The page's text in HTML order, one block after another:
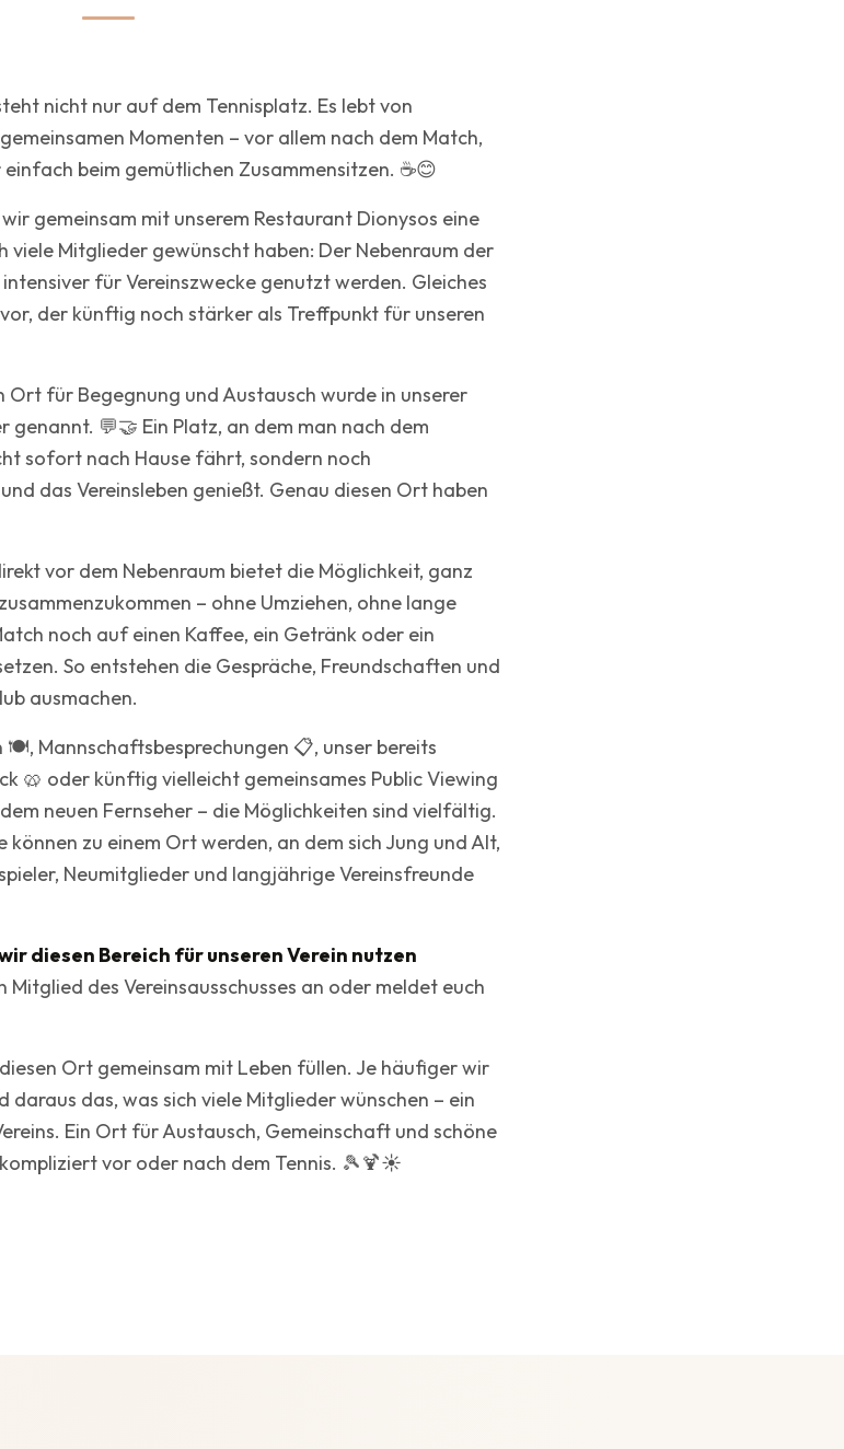
nicht nur auf dem Tennisplatz. Es lebt von
Momenten – vor allem nach dem Match,
beim gemütlichen Zusammensitzen. ☕😊
gemeinsam mit unserem Restaurant Dionysos eine
viele Mitglieder gewünscht haben: Der Nebenraum der
für Vereinszwecke genutzt werden. Gleiches
der künftig noch stärker als Treffpunkt für unseren
Ort für Begegnung und Austausch wurde in unserer
💬🤝 Ein Platz, an dem man nach dem
sofort nach Hause fährt, sondern noch
das Vereinsleben genießt. Genau diesen Ort haben
vor dem Nebenraum bietet die Möglichkeit, ganz
– ohne Umziehen, ohne lange
noch auf einen Kaffee, ein Getränk oder ein
So entstehen die Gespräche, Freundschaften und
ausmachen.
🍽️, Mannschaftsbesprechungen 📋, unser bereits
🥨 oder künftig vielleicht gemeinsames Public Viewing
neuen Fernseher – die Möglichkeiten sind vielfältig.
können zu einem Ort werden, an dem sich Jung und Alt,
Neumitglieder und langjährige Vereinsfreunde
diesen Bereich für unseren Verein nutzen
Mitglied des Vereinsausschusses an oder meldet euch
Ort gemeinsam mit Leben füllen. Je häufiger wir
das, was sich viele Mitglieder wünschen – ein
Ein Ort für Austausch, Gemeinschaft und schöne
vor oder nach dem Tennis. 🎾🍹☀️